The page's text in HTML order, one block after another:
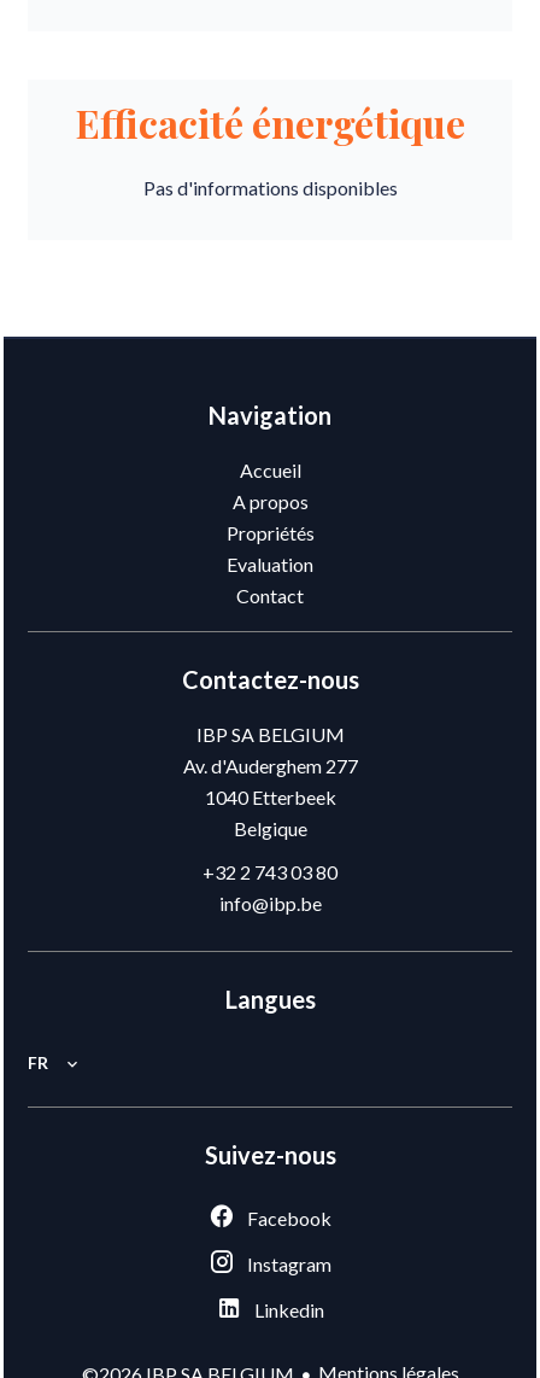
Efficacité énergétique
Pas d'informations disponibles
Navigation
Accueil
A propos
Propriétés
Evaluation
Contact
Contactez-nous
IBP SA BELGIUM
Av. d'Auderghem 277
1040Etterbeek
Belgique
+32 2 743 03 80
info@ibp.be
Langues
FR
Suivez-nous
Facebook
Instagram
Linkedin
Mentions légales